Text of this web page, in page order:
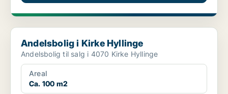
Andelsbolig i Kirke Hyllinge
Andelsbolig i Kirke Hyllinge
Andelsbolig til salg i 4070 Kirke Hyllinge
Areal
Ca. 100 m2